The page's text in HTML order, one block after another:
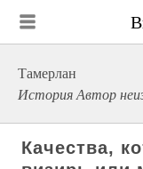
Тамерлан
История Автор
Качества,